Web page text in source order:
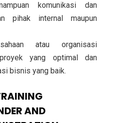
komunikasi dan
pihak internal maupun
atau organisasi
yang optimal dan
bisnis yang baik.
AND